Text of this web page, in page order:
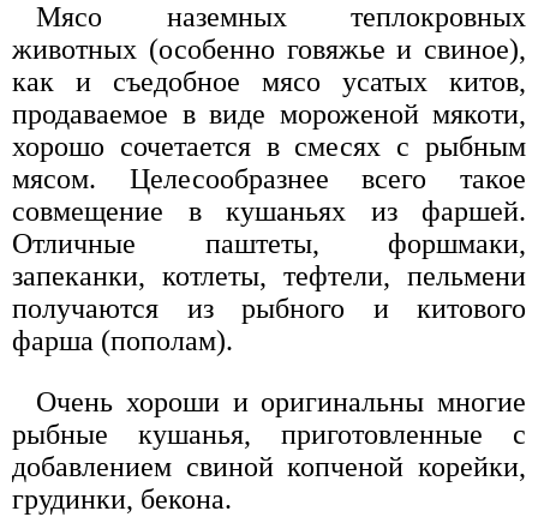
Мясо наземных теплокровных
животных (особенно говяжье и свиное),
как и съедобное мясо усатых китов,
продаваемое в виде мороженой мякоти,
хорошо сочетается в смесях с рыбным
мясом. Целесообразнее всего такое
совмещение в кушаньях из фаршей.
Отличные паштеты, форшмаки,
запеканки, котлеты, тефтели, пельмени
получаются из рыбного и китового
фарша (пополам).
Очень хороши и оригинальны многие
рыбные кушанья, приготовленные с
добавлением свиной копченой корейки,
грудинки, бекона.